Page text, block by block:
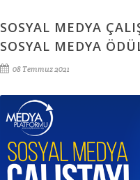
SOSYAL MEDYA
SOSYAL MEDYA
08 Temmuz 2021